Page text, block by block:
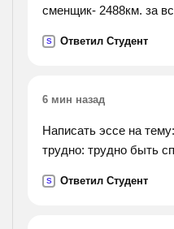
сменщик- 2488км. за
бензина
S Ответил Студент
6 мин назад
Написать эссе на
трудно: трудно быть
S Ответил Студент